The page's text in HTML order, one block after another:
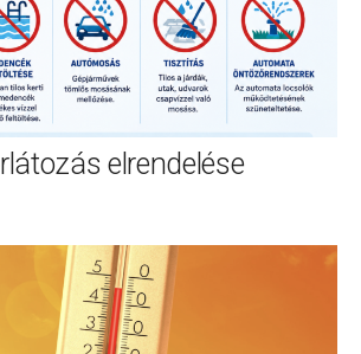
elrendelése